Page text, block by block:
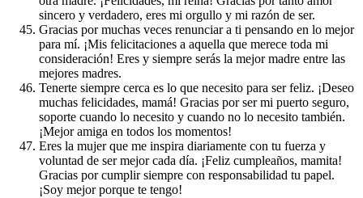
sincero y verdadero, eres mi orgullo y mi razón de ser.
Gracias por muchas veces renunciar a ti pensando en lo mejor
para mí. ¡Mis felicitaciones a aquella que merece toda mi
consideración! Eres y siempre serás la mejor madre entre las
mejores madres.
Tenerte siempre cerca es lo que necesito para ser feliz. ¡Deseo
muchas felicidades, mamá! Gracias por ser mi puerto seguro,
soporte cuando lo necesito y cuando no lo necesito también.
¡Mejor amiga en todos los momentos!
Eres la mujer que me inspira diariamente con tu fuerza y
voluntad de ser mejor cada día. ¡Feliz cumpleaños, mamita!
Gracias por cumplir siempre con responsabilidad tu papel.
¡Soy mejor porque te tengo!